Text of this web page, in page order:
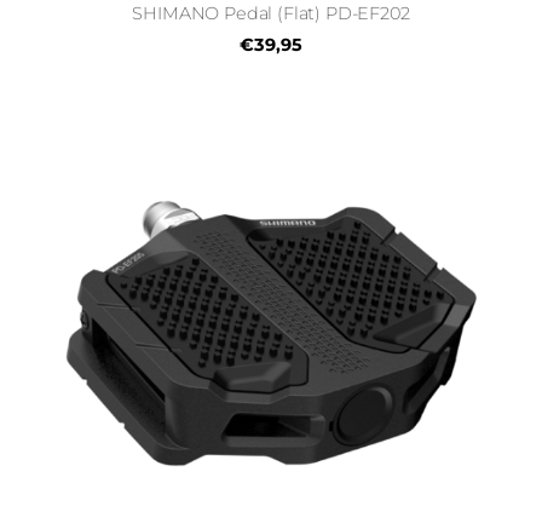
SHIMANO Pedal (Flat) PD-EF202
€39,95